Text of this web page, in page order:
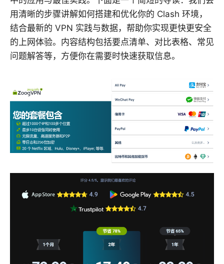
用清晰的步骤讲解如何搭建和优化你的 Clash 环境，
结合最新的 VPN 实践与数据，帮助你实现更快更安全
的上网体验。内容结构包括要点清单、对比表格、常见
问题解答等，方便你在需要时快速获取信息。